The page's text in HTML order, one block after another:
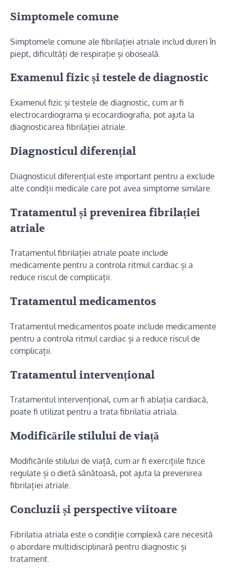
Simptomele comune
Simptomele comune ale fibrilației atriale includ dureri în
piept, dificultăți de respirație și oboseală.
Examenul fizic și testele de diagnostic
Examenul fizic și testele de diagnostic, cum ar fi
electrocardiograma și ecocardiografia, pot ajuta la
diagnosticarea fibrilației atriale.
Diagnosticul diferențial
Diagnosticul diferențial este important pentru a exclude
alte condiții medicale care pot avea simptome similare.
Tratamentul și prevenirea fibrilației
atriale
Tratamentul fibrilației atriale poate include
medicamente pentru a controla ritmul cardiac și a
reduce riscul de complicații.
Tratamentul medicamentos
Tratamentul medicamentos poate include medicamente
pentru a controla ritmul cardiac și a reduce riscul de
complicații.
Tratamentul intervențional
Tratamentul intervențional, cum ar fi ablația cardiacă,
poate fi utilizat pentru a trata fibrilatia atriala.
Modificările stilului de viață
Modificările stilului de viață, cum ar fi exercițiile fizice
regulate și o dietă sănătoasă, pot ajuta la prevenirea
fibrilației atriale.
Concluzii și perspective viitoare
Fibrilatia atriala este o condiție complexă care necesită
o abordare multidisciplinară pentru diagnostic și
tratament.